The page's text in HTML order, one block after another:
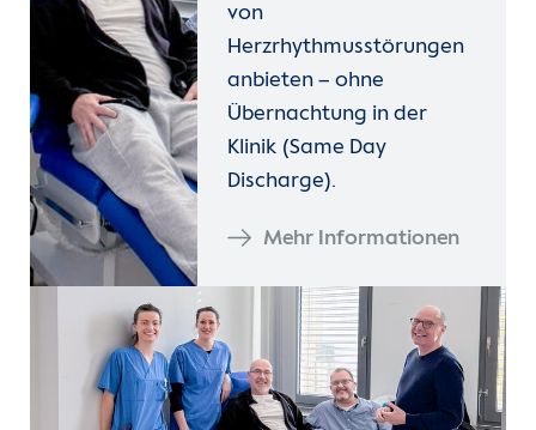
von
Herzrhythmusstörungen
anbieten – ohne
Übernachtung in der
Klinik (Same Day
Discharge).
Mehr Informationen